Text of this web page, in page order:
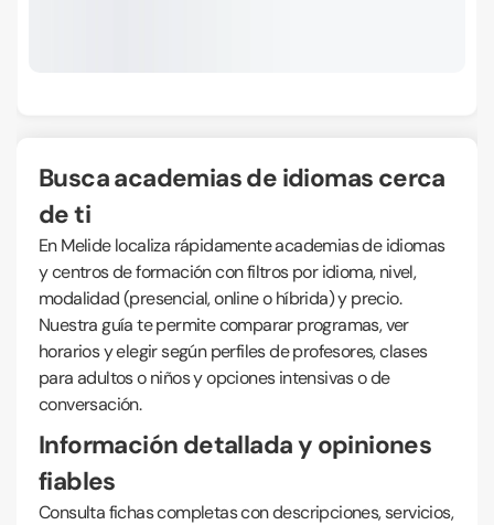
Busca academias de idiomas cerca
de ti
En Melide localiza rápidamente academias de idiomas
y centros de formación con filtros por idioma, nivel,
modalidad (presencial, online o híbrida) y precio.
Nuestra guía te permite comparar programas, ver
horarios y elegir según perfiles de profesores, clases
para adultos o niños y opciones intensivas o de
conversación.
Información detallada y opiniones
fiables
Consulta fichas completas con descripciones, servicios,